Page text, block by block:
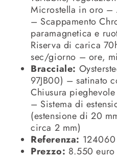
Microstella in oro –
– Scappamento
paramagnetica e
Riserva di carica
sec/giorno – ore,
Bracciale:
97JB00) – satinato
Chiusura
– Sistema di
(estensione di 20
circa 2 mm)
Referenza: 124060
Prezzo: 8.550 euro